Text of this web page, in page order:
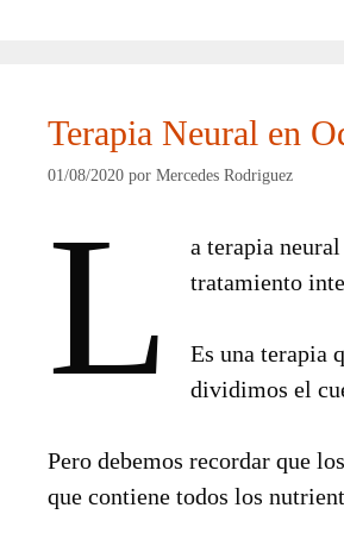
Terapia Neural en
01/08/2020 por Mercedes Rodriguez
L
a terapia
tratamiento
Es una terapia
dividimos el
Pero debemos recordar que
que contiene todos los